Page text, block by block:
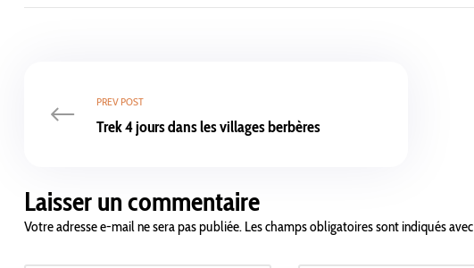
PREV POST
Trek 4 jours dans les villages berbères
Laisser un commentaire
Votre adresse e-mail ne sera pas publiée. Les champs obligatoires sont indiqués avec